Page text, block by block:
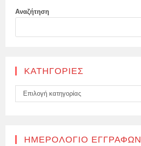
Αναζήτηση
KΑΤΗΓΟΡΊΕΣ
Kατηγορίες
Επιλογή κατηγορίας
ΗΜΕΡΟΛΌΓΙΟ ΕΓΓΡΑΦΏΝ